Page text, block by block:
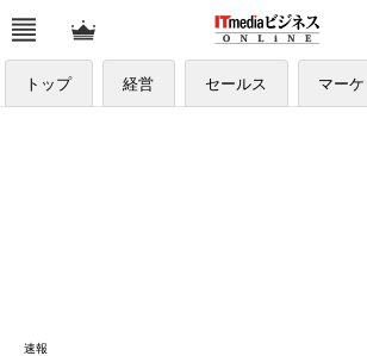
トップ 経営 セールス マーケ
速報